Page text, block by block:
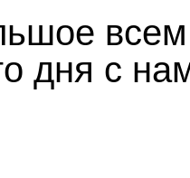
дня с